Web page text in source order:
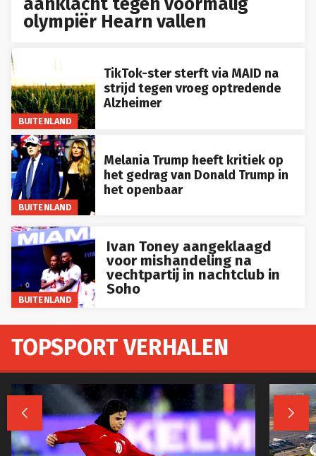
olympiër Hearn vallen
BUITENLAND
TikTok-ster sterft via MAID na
strijd tegen vroeg optredende
Alzheimer
BUITENLAND
Melania Trump heeft kritiek op
het gedrag van Donald Trump in
het openbaar
BUITENLAND
Ivan Toney aangeklaagd
voor mishandeling na
vechtpartij in nachtclub in
Soho
TOPSPORT VERHALEN
 